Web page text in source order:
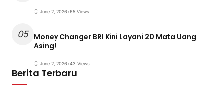
June 2, 2026•65 Views
05 Money Changer BRI Kini Layani 20 Mata Uang
Asing!
June 2, 2026•43 Views
Berita Terbaru